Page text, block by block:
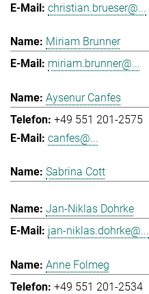
christian.brueser@...
Miriam Brunner
miriam.brunner@...
Aysenur Canfes
+49 551 201-2575
canfes@...
Sabrina Cott
Jan-Niklas Dohrke
jan-niklas.dohrke@...
Anne Folmeg
+49 551 201-2534